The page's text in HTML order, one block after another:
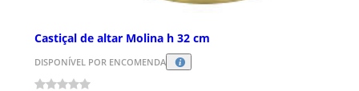
Castiçal de altar Molina h 32 cm
DISPONÍVEL POR ENCOMENDA